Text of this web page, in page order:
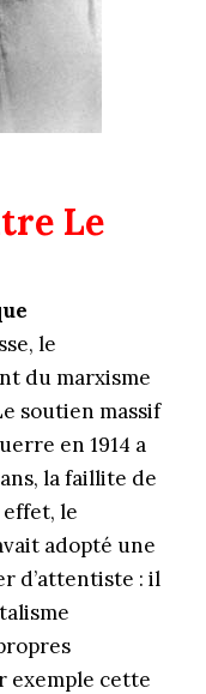
Le
le
du marxisme
soutien massif
en 1914 a
la faillite de
le
adopté une
d’attentiste : il
exemple cette